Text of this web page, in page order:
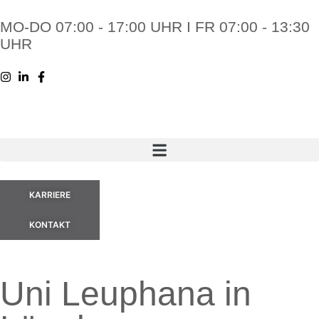
MO-DO 07:00 - 17:00 UHR I FR 07:00 - 13:30
UHR
KARRIERE
KONTAKT
Uni Leuphana in